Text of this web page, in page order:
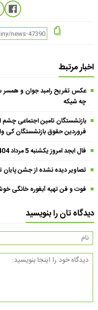
اخبار مرتبط
عکس تفریح رامبد جوان و همسر
چه شیکه
فروردین حقوق بازنشستگان کی
فال ابجد امروز یکشنبه 5 مرداد 1404 | حروف ابجد از تغییرات مثبت خبر می‌دهند !
تصاویر دیده نشده از جشن
فوت و فن تهیه آبغوره خانگی
دیدگاه تان را بنویسید